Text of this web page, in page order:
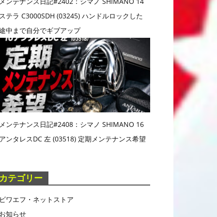
テラ C3000SDH (03245) ハンドルロックした
中まで自分でギブアップ
ンテナンス日記#2408：シマノ SHIMANO 16
ンタレスDC 左 (03518) 定期メンテナンス希望
テゴリー
ワエフ・ネットストア
知らせ